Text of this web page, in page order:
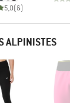
5,0(6)
ALPINISTES